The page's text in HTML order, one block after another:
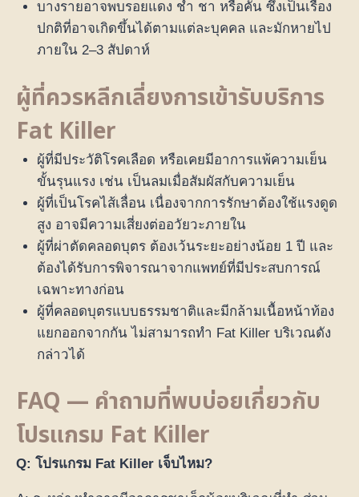
บางรายอาจพบรอยแดง ช้ำ ชา หรือคัน ซึ่งเป็นเรื่อง
ปกติที่อาจเกิดขึ้นได้ตามแต่ละบุคคล และมักหายไป
ภายใน 2–3 สัปดาห์
ผู้ที่ควรหลีกเลี่ยงการเข้ารับบริการ
Fat Killer
ผู้ที่มีประวัติโรคเลือด หรือเคยมีอาการแพ้ความเย็น
ขั้นรุนแรง เช่น เป็นลมเมื่อสัมผัสกับความเย็น
ผู้ที่เป็นโรคไส้เลื่อน เนื่องจากการรักษาต้องใช้แรงดูด
สูง อาจมีความเสี่ยงต่ออวัยวะภายใน
ผู้ที่ผ่าตัดคลอดบุตร ต้องเว้นระยะอย่างน้อย 1 ปี และ
ต้องได้รับการพิจารณาจากแพทย์ที่มีประสบการณ์
เฉพาะทางก่อน
ผู้ที่คลอดบุตรแบบธรรมชาติและมีกล้ามเนื้อหน้าท้อง
แยกออกจากกัน ไม่สามารถทำ Fat Killer บริเวณดัง
กล่าวได้
FAQ — คำถามที่พบบ่อยเกี่ยวกับ
โปรแกรม Fat Killer
Q: โปรแกรม Fat Killer เจ็บไหม?